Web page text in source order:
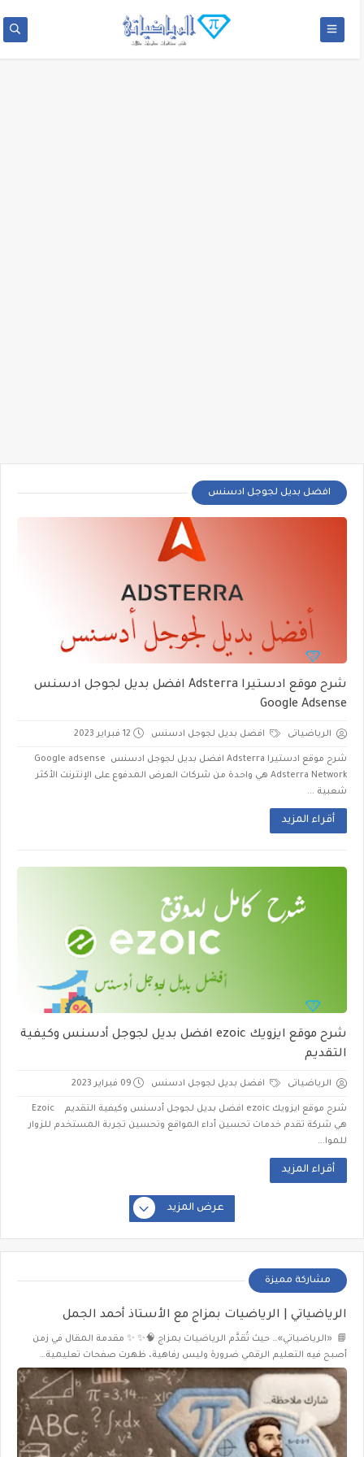
افضل بديل لجوجل ادسنس
شرح موقع ادستيرا Adsterra افضل بديل لجوجل ادسنس
Google Adsense
الرياضياتى افضل بديل لجوجل ادسنس 12 فبراير 2023
شرح موقع ادستيرا Adsterra افضل بديل لجوجل ادسنس Google adsense
Adsterra Network هي واحدة من شركات العرض المدفوع على الإنترنت الأكثر
شعبية ...
أقراء المزيد
شرح موقع ايزويك ezoic افضل بديل لجوجل أدسنس وكيفية
التقديم
الرياضياتى افضل بديل لجوجل ادسنس 09 فبراير 2023
شرح موقع ايزويك ezoic افضل بديل لجوجل أدسنس وكيفية التقديم Ezoic
هي شركة تقدم خدمات تحسين أداء المواقع وتحسين تجربة المستخدم للزوار
للموا...
أقراء المزيد
عرض المزيد
مشاركة مميزة
الرياضياتي | الرياضيات بمزاج مع الأستاذ أحمد الجمل
📘 «الرياضياتي»… حيث تُقدَّم الرياضيات بمزاج 🧠✨ ✨ مقدمة المقال في زمن
أصبح فيه التعليم الرقمي ضرورة وليس رفاهية، ظهرت صفحات تعليمية…